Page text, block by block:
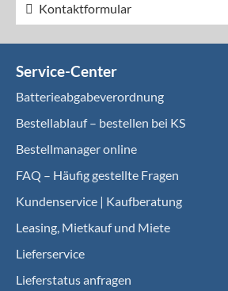
Kontaktformular
Service-Center
Batterieabgabeverordnung
Bestellablauf – bestellen bei KS
Bestellmanager online
FAQ – Häufig gestellte Fragen
Kundenservice | Kaufberatung
Leasing, Mietkauf und Miete
Lieferservice
Lieferstatus anfragen